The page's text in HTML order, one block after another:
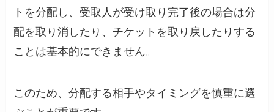
トを分配し、受取人が受け取り完了後の場合は分
配を取り消したり、チケットを取り戻したりする
ことは基本的にできません。
このため、分配する相手やタイミングを慎重に選